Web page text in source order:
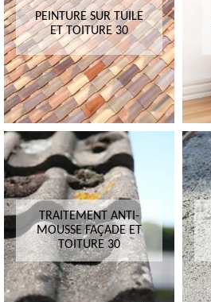
PEINTURE SUR TUILE
ET TOITURE 30
TRAITEMENT ANTI-
MOUSSE FAÇADE ET
TOITURE 30